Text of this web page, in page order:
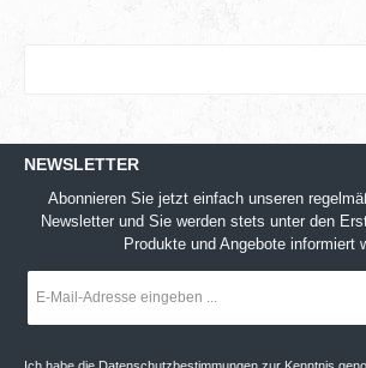
NEWSLETTER
Abonnieren Sie jetzt einfach unseren
Newsletter und Sie werden stets unter den
Produkte und Angebote informiert
Mail-
*